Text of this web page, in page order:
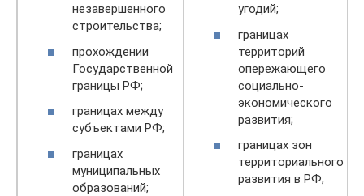
незавершенного
строительства;
прохождении
Государственной
границы РФ;
границах между
субъектами РФ;
границах
муниципальных
образований;
угодий;
границах
территорий
опережающего
социально-
экономического
развития;
границах зон
территориального
развития в РФ;